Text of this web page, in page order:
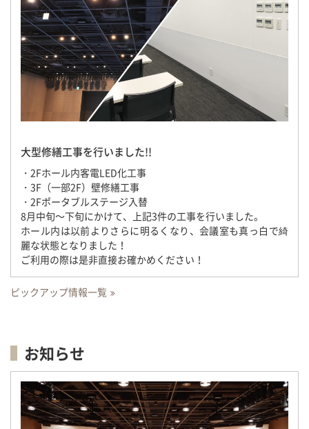
大型修繕工事を行いました!!
・2Fホール内客電LED化工事
・3F（一部2F）壁修繕工事
・2Fポータブルステージ入替
8月中旬～下旬にかけて、上記3件の工事を行いました。
ホール内は以前よりさらに明るくなり、会議室も真っ白で綺
麗な状態となりました！
ご利用の際は是非直接お確かめください！
ピックアップ情報一覧
お知らせ